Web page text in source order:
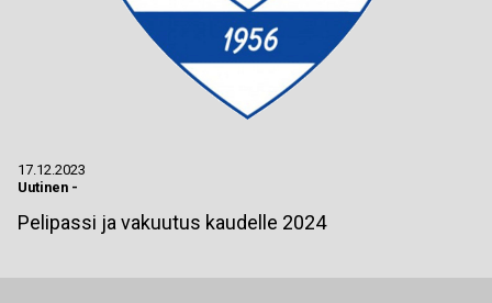
17.12.2023
Uutinen -
Pelipassi ja vakuutus kaudelle 2024